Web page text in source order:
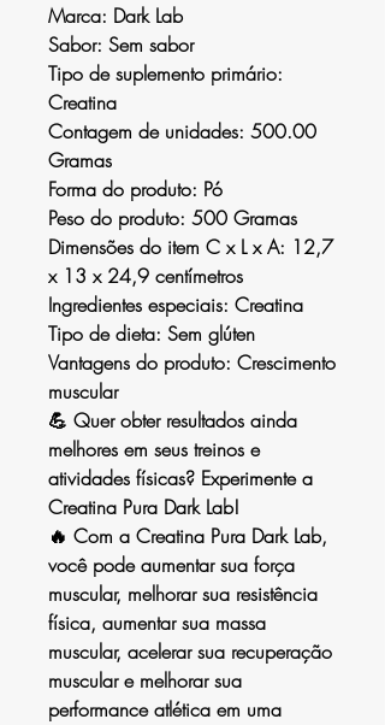
Marca: Dark Lab
Sabor: Sem sabor
Tipo de suplemento primário:
Creatina
Contagem de unidades: 500.00
Gramas
Forma do produto: Pó
Peso do produto: 500 Gramas
Dimensões do item C x L x A: 12,7
x 13 x 24,9 centímetros
Ingredientes especiais: Creatina
Tipo de dieta: Sem glúten
Vantagens do produto: Crescimento
muscular
💪 Quer obter resultados ainda
melhores em seus treinos e
atividades físicas? Experimente a
Creatina Pura Dark Lab!
🔥 Com a Creatina Pura Dark Lab,
você pode aumentar sua força
muscular, melhorar sua resistência
física, aumentar sua massa
muscular, acelerar sua recuperação
muscular e melhorar sua
performance atlética em uma